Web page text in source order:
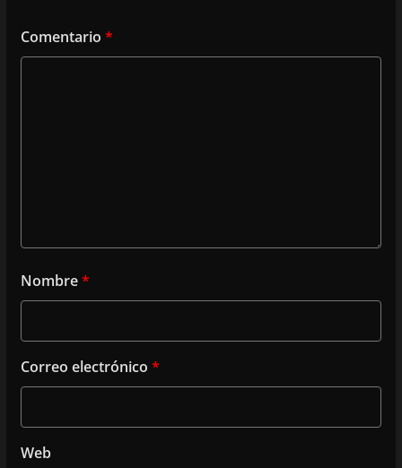
Comentario *
Nombre*
Correo electrónico *
Web